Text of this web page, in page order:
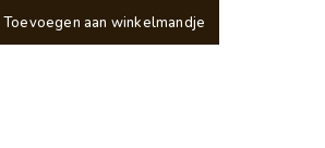
Toevoegen aan winkelmandje